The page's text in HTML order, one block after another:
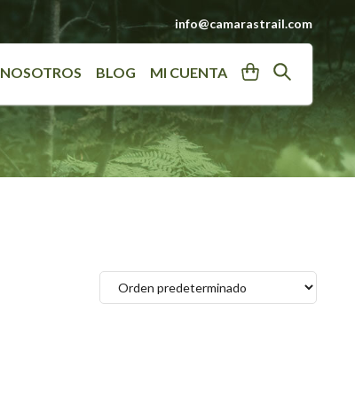
info@camarastrail.com
NOSOTROS BLOG MI CUENTA
User
Search